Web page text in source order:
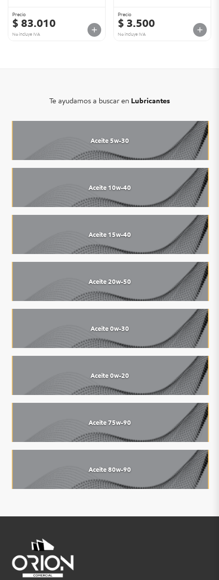
Precio
$ 83.010
No incluye IVA
Precio
$ 3.500
No incluye IVA
Te ayudamos a buscar en Lubricantes
Aceite 5w-30
Aceite 10w-40
Aceite 15w-40
Aceite 20w-50
Aceite 0w-30
Aceite 0w-20
Aceite 75w-90
Aceite 80w-90